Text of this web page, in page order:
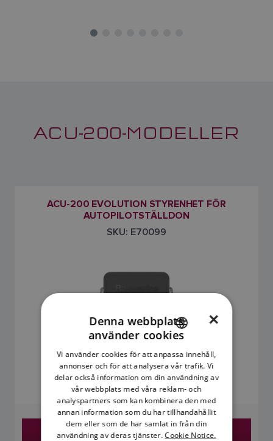
ACU-200-MODELLER
ACU-200 EVOLUTION STYRENHET FÖR
AUTOPILOTSTÄLLDON
SKU: E70099
0
Hitta en återförsäljare
ENGLISH
FRENCH
DANISH
ITALIAN
SWEDISH
×
Denna webbplats
använder cookies
Vi använder cookies för att anpassa innehåll,
annonser och för att analysera vår trafik. Vi
delar också information om din användning av
vår webbplats med våra reklam- och
analyspartners som kan kombinera den med
annan information som du har tillhandahållit
dem eller som de har samlat in från din
användning av deras tjänster. Cookie Notice.